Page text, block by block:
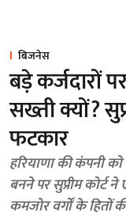
बिजनेस
बड़े कर्जदारों
सख्ती क्यों?
फटकार
हरियाणा की कंपनी
बनने पर सुप्रीम कोर्ट
कमजोर वर्गों के हितों